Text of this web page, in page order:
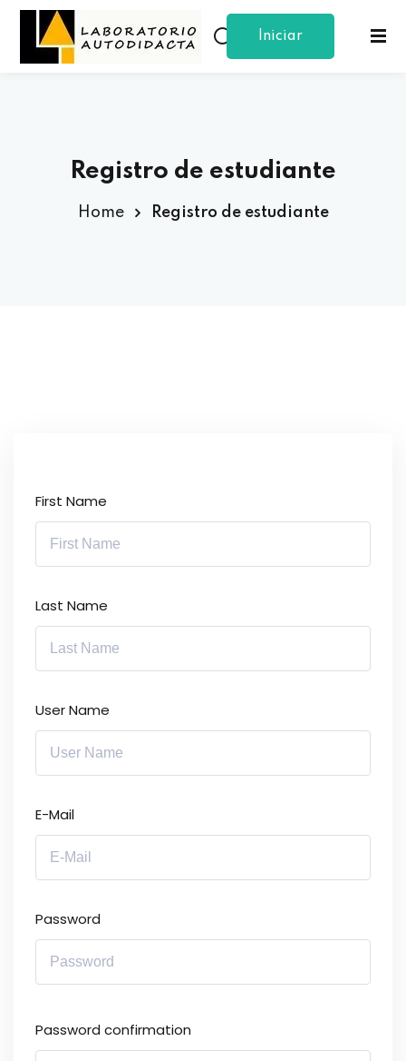
Iniciar
Registro de estudiante
Home Registro de estudiante
First Name
Last Name
User Name
E-Mail
Password
Password confirmation
Sign in Sign up